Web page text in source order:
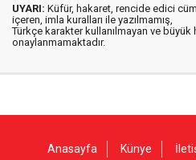
UYARI: Küfür, hakaret, rencide edici
içeren, imla kuralları ile yazılmamış,
Türkçe karakter kullanılmayan ve büyük
onaylanmamaktadır.
Anasayfa Künye